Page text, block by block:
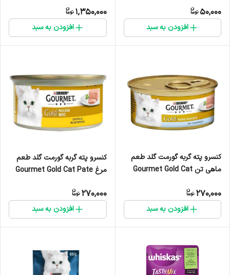
- یک عدد
50,000
افزودن به سبد
1,350,000
افزودن به سبد
کنسرو پته گربه گورمت گلد طعم
ماهی تن Gourmet Gold Cat
گرم
270,000
افزودن به سبد
کنسرو پته گربه گورمت گلد طعم
مرغ Gourmet Gold Cat Pate
270,000
افزودن به سبد